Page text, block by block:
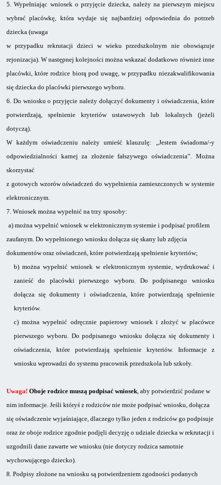
5.Wypełniając wniosek o przyjęcie dziecka, należy na pierwszym miejscu
wybrać placówkę, która wydaje się najbardziej odpowiednia do potrzeb
dziecka (uwaga
w przypadku rekrutacji dzieci w wieku przedszkolnym nie obowiązuje
rejonizacja).W następnej kolejności można wskazać dodatkowo również inne
placówki, które rodzice biorą pod uwagę, w przypadku niezakwalifikowania
się dziecka do placówki pierwszego wyboru.
6. Do wniosku o przyjęcie należy dołączyć dokumenty i oświadczenia, które
potwierdzają, spełnienie kryteriów ustawowych lub lokalnych (jeżeli
dotyczą).
W każdym oświadczeniu należy umieść klauzulę: „Jestem świadoma/-y
odpowiedzialności karnej za złożenie fałszywego oświadczenia”. Można
skorzystać
z gotowych wzorów oświadczeń do wypełnienia zamieszczonych w systemie
elektronicznym.
7. Wniosek można wypełnić na trzy sposoby:
a) można wypełnić wniosek w elektronicznym systemie i podpisać profilem
zaufanym. Do wypełnionego wniosku dołącza się skany lub zdjęcia
dokumentów oraz oświadczeń, które potwierdzają spełnienie kryteriów;
b) można wypełnić wniosek w elektronicznym systemie, wydrukować i
zanieść do placówki pierwszego wyboru. Do podpisanego wniosku
dołącza się dokumenty i oświadczenia, które potwierdzają spełnienie
kryteriów.
c)można wypełnić odręcznie papierowy wniosek i złożyć w placówce
pierwszego wyboru. Do podpisanego wniosku dołącza się dokumenty i
oświadczenia, które potwierdzają spełnienie kryteriów. Informacje z
wniosku wprowadzi do systemu pracownik przedszkola lub szkoły.
Uwaga! Oboje rodzice muszą podpisać wniosek, aby potwierdzić podane w
nim informacje. Jeśli któryś z rodziców nie może podpisać wniosku, dołącza
się oświadczenie wyjaśniające, dlaczego tylko jeden z rodziców go podpisuje
oraz że oboje rodzice zgodnie podjęli decyzję o udziale dziecka w rekrutacji i
uzgodnili dane zawarte we wniosku (nie dotyczy rodzica samotnie
wychowującego dziecko).
8. Podpisy złożone na wniosku są potwierdzeniem zgodności podanych